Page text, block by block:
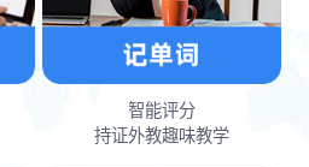
智能评分
持证外教趣味教学